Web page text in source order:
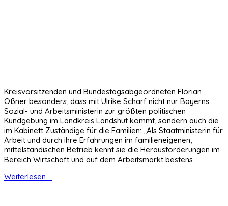
Kreisvorsitzenden und Bundestagsabgeordneten Florian
Oßner besonders, dass mit Ulrike Scharf nicht nur Bayerns
Sozial- und Arbeitsministerin zur größten politischen
Kundgebung im Landkreis Landshut kommt, sondern auch die
im Kabinett Zuständige für die Familien: „Als Staatministerin für
Arbeit und durch ihre Erfahrungen im familieneigenen,
mittelständischen Betrieb kennt sie die Herausforderungen im
Bereich Wirtschaft und auf dem Arbeitsmarkt bestens.
Weiterlesen ...